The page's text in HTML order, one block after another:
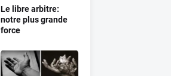
Le libre arbitre:
notre plus grande
force